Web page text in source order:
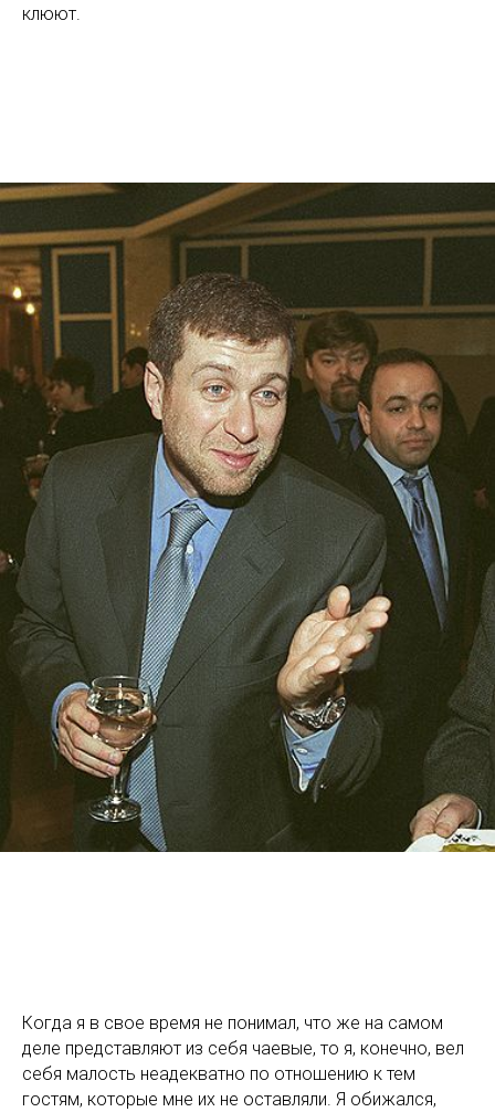
клюют.
Когда я в свое время не понимал, что же на самом
деле представляют из себя чаевые, то я, конечно, вел
себя малость неадекватно по отношению к тем
гостям, которые мне их не оставляли. Я обижался,